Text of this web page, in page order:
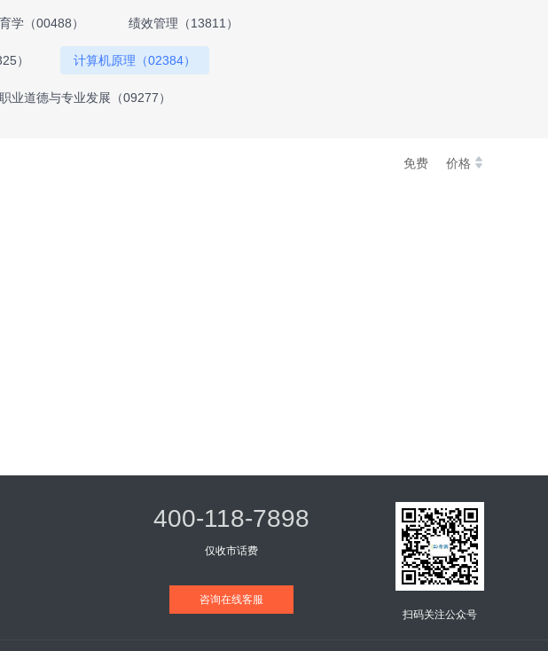
学（00488） 绩效管理（13811）
） 计算机原理（02384）
业道德与专业发展（09277）
免费 价格
400-118-7898
仅收市话费
咨询在线客服
扫码关注公众号